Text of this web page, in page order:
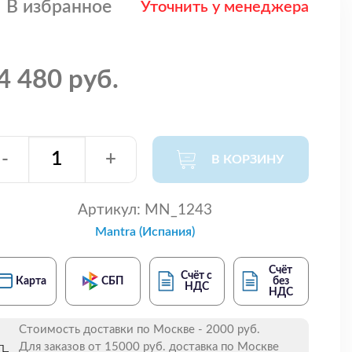
В избранное Уточнить у менеджера
480 руб.
- + В КОРЗИНУ
Артикул: MN_1243
Mantra (Испания)
Карта СБП
Счёт с
НДС
Счёт
без
НДС
Стоимость доставки по Москве - 2000 руб.
Для заказов от 15000 руб. доставка по Москве